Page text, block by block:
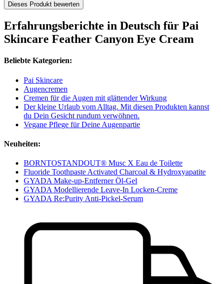
Dieses Produkt bewerten
Erfahrungsberichte in Deutsch für Pai
Skincare Feather Canyon Eye Cream
Beliebte Kategorien:
Pai Skincare
Augencremen
Cremen für die Augen mit glättender Wirkung
Der kleine Urlaub vom Alltag. Mit diesen Produkten kannst
du Dein Gesicht rundum verwöhnen.
Vegane Pflege für Deine Augenpartie
Neuheiten:
BORNTOSTANDOUT® Musc X Eau de Toilette
Fluoride Toothpaste Activated Charcoal & Hydroxyapatite
GYADA Make-up-Entferner Öl-Gel
GYADA Modellierende Leave-In Locken-Creme
GYADA Re:Purity Anti-Pickel-Serum